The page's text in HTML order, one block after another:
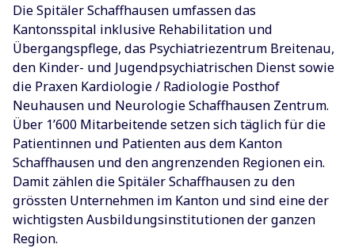
Die Spitäler Schaffhausen umfassen das
Kantonsspital inklusive Rehabilitation und
Übergangspflege, das Psychiatriezentrum Breitenau,
den Kinder- und Jugendpsychiatrischen Dienst sowie
die Praxen Kardiologie / Radiologie Posthof
Neuhausen und Neurologie Schaffhausen Zentrum.
Über 1’600 Mitarbeitende setzen sich täglich für die
Patientinnen und Patienten aus dem Kanton
Schaffhausen und den angrenzenden Regionen ein.
Damit zählen die Spitäler Schaffhausen zu den
grössten Unternehmen im Kanton und sind eine der
wichtigsten Ausbildungsinstitutionen der ganzen
Region.